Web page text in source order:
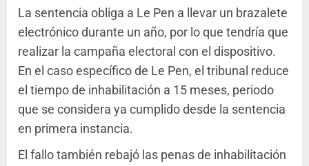
La sentencia obliga a Le Pen a llevar un brazalete
electrónico durante un año, por lo que tendría que
realizar la campaña electoral con el dispositivo.
En el caso específico de Le Pen, el tribunal reduce
el tiempo de inhabilitación a 15 meses, periodo
que se considera ya cumplido desde la sentencia
en primera instancia.
El fallo también rebajó las penas de inhabilitación